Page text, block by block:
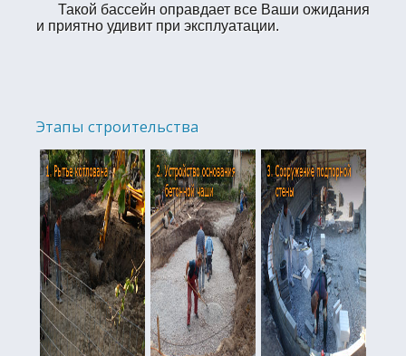
Такой бассейн оправдает все Ваши ожидания
и приятно удивит при эксплуатации.
Этапы строительства